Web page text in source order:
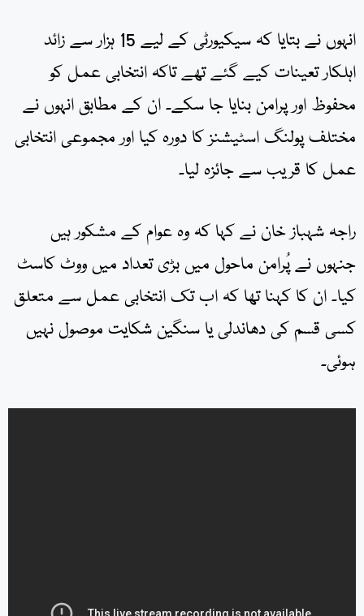
انہوں نے بتایا کہ سیکیورٹی کے لیے 15 ہزار سے زائد
اہلکار تعینات کیے گئے تھے تاکہ انتخابی عمل کو
محفوظ اور پرامن بنایا جا سکے۔ ان کے مطابق انہوں نے
مختلف پولنگ اسٹیشنز کا دورہ کیا اور مجموعی انتخابی
عمل کا قریب سے جائزہ لیا۔
راجہ شہباز خان نے کہا کہ وہ عوام کے مشکور ہیں
جنہوں نے پُرامن ماحول میں بڑی تعداد میں ووٹ کاسٹ
کیا۔ ان کا کہنا تھا کہ اب تک انتخابی عمل سے متعلق
کسی قسم کی دھاندلی یا سنگین شکایت موصول نہیں
ہوئی۔